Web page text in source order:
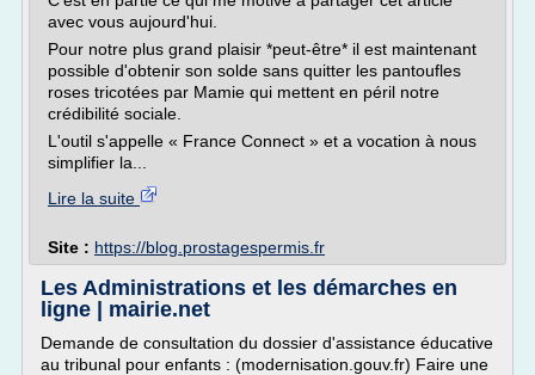
avec vous aujourd'hui.
Pour notre plus grand plaisir *peut-être* il est maintenant
possible d'obtenir son solde sans quitter les pantoufles
roses tricotées par Mamie qui mettent en péril notre
crédibilité sociale.
L'outil s'appelle « France Connect » et a vocation à nous
simplifier la...
Lire la suite
Site : https://blog.prostagespermis.fr
Les Administrations et les démarches en
ligne | mairie.net
Demande de consultation du dossier d'assistance éducative
au tribunal pour enfants : (modernisation.gouv.fr) Faire une